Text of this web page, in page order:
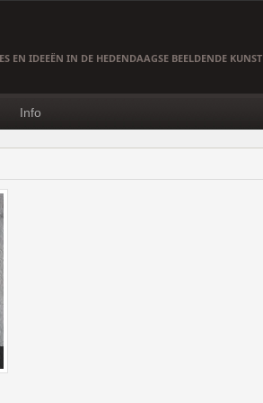
EN IDEEËN IN DE HEDENDAAGSE BEELDENDE KUNST
Info